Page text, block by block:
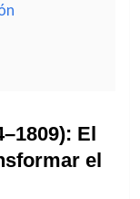
El
el